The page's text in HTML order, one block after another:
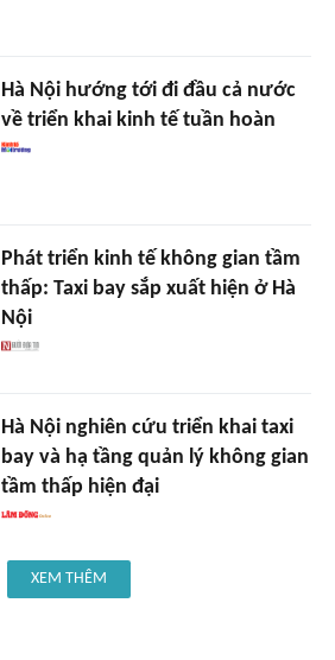
Hà Nội hướng tới đi đầu cả nước
về triển khai kinh tế tuần hoàn
Phát triển kinh tế không gian tầm
thấp: Taxi bay sắp xuất hiện ở Hà
Nội
Hà Nội nghiên cứu triển khai taxi
bay và hạ tầng quản lý không gian
tầm thấp hiện đại
XEM THÊM